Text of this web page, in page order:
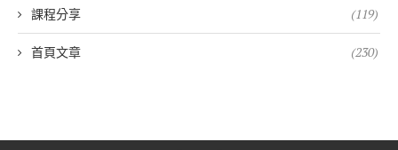
課程分享 (119)
首頁文章 (230)